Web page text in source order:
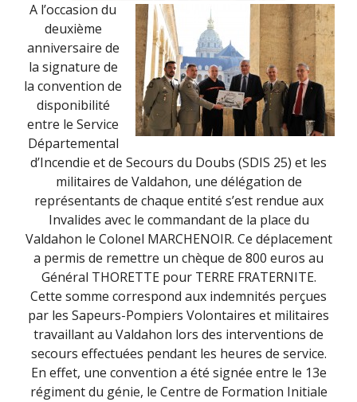
A l’occasion du
deuxième
anniversaire de
la signature de
la convention de
disponibilité
entre le Service
Départemental
d’Incendie et de Secours du Doubs (SDIS 25) et les
militaires de Valdahon, une délégation de
représentants de chaque entité s’est rendue aux
Invalides avec le commandant de la place du
Valdahon le Colonel MARCHENOIR. Ce déplacement
a permis de remettre un chèque de 800 euros au
Général THORETTE pour TERRE FRATERNITE.
Cette somme correspond aux indemnités perçues
par les Sapeurs-Pompiers Volontaires et militaires
travaillant au Valdahon lors des interventions de
secours effectuées pendant les heures de service.
En effet, une convention a été signée entre le 13e
régiment du génie, le Centre de Formation Initiale